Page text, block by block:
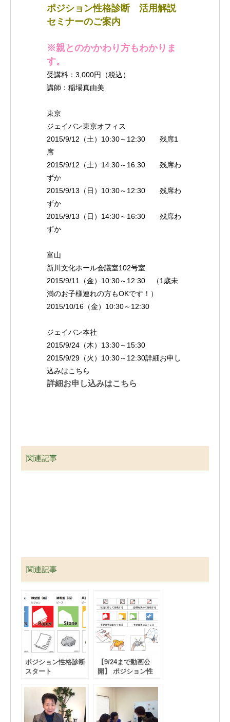
ポジション性格診断 活用解説
セミナーのご案内
※親とのかかわり方もわかりま
す。
受講料：3,000円（税込）
講師：稲場真由美
東京
ジェイバン東京オフィス
2015/9/12（土）10:30～12:30 残席1
席
2015/9/12（土）14:30～16:30 残席わ
ずか
2015/9/13（日）10:30～12:30 残席わ
ずか
2015/9/13（日）14:30～16:30 残席わ
ずか
富山
新川文化ホール会議室102号室
2015/9/11（金）10:30～12:30 （1歳未
満のお子様連れの方もOKです！）
2015/10/16（金）10:30～12:30
ジェイバン本社
2015/9/24（木）13:30～15:30
2015/9/29（火）10:30～12:30詳細お申し
込みはこちら
詳細お申し込みはこちら
関連記事
関連記事
ポジション性格診断
スタート
【9/24まで動画公
開】 ポジション性
かけ